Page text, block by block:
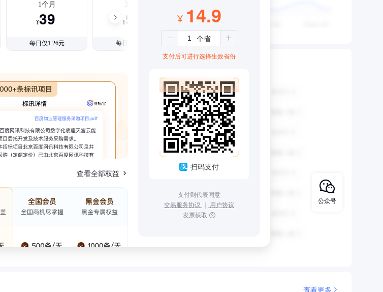
1个月
¥39
每日仅1.26元
3个月
¥99
每日仅1.08元
查看全部权益
¥ 14.9
支付后可进行选择生效省份
扫码支付
支付则代表同意
交易服务协议 ｜ 用户协议
发票获取
查看更多
公众号